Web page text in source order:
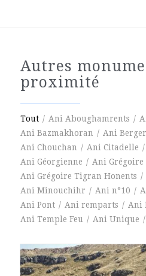
Autres
proximité
Tout / Ani Aboughamrents /
Ani Bazmakhoran / Ani Berger
Ani Chouchan / Ani Citadelle /
Ani Géorgienne / Ani
Ani Grégoire Tigran Honents /
Ani Minouchihr / Ani n°10 /
Ani Pont / Ani remparts / Ani
Ani Temple Feu / Ani Unique /